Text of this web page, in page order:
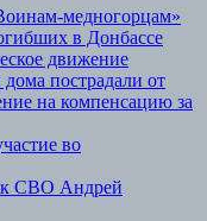
медногорцам»
в Донбассе
движение
пострадали от
на компенсацию за
во
СВО Андрей